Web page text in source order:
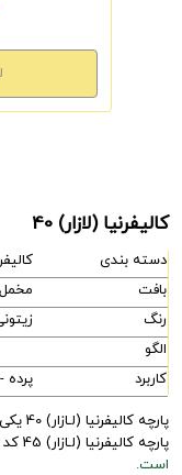
کالیفرنیا (لازار) 40
دسته بندی
بافت
رنگ
الگو
کاربرد
پرده
پارچه کالیفرنیا (لـازار) 40 یکی از کدهای کالیفرنیا (لـازار) هست.
پارچه کالیفرنیا (لـازار) 45 کد دارد که همه کدهای آن در سایت
است.